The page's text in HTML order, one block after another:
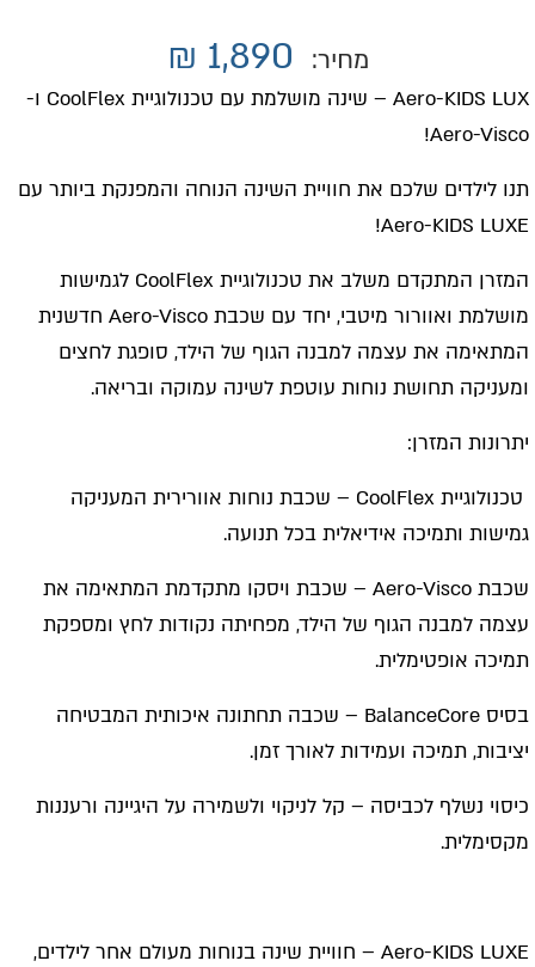
Aero-KIDS LUX – שינה מושלמת עם טכנולוגיית CoolFlex ו-
Aero-Visco!
תנו לילדים שלכם את חוויית השינה הנוחה והמפנקת ביותר עם
Aero-KIDS LUXE!
המזרן המתקדם משלב את טכנולוגיית CoolFlex לגמישות
מושלמת ואוורור מיטבי, יחד עם שכבת Aero-Visco חדשנית
המתאימה את עצמה למבנה הגוף של הילד, סופגת לחצים
ומעניקה תחושת נוחות עוטפת לשינה עמוקה ובריאה.
יתרונות המזרן:
טכנולוגיית CoolFlex – שכבת נוחות אוורירית המעניקה
גמישות ותמיכה אידיאלית בכל תנועה.
שכבת Aero-Visco – שכבת ויסקו מתקדמת המתאימה את
עצמה למבנה הגוף של הילד, מפחיתה נקודות לחץ ומספקת
תמיכה אופטימלית.
בסיס BalanceCore – שכבה תחתונה איכותית המבטיחה
יציבות, תמיכה ועמידות לאורך זמן.
כיסוי נשלף לכביסה – קל לניקוי ולשמירה על היגיינה ורעננות
מקסימלית.
Aero-KIDS LUXE – חוויית שינה בנוחות מעולם אחר לילדים,
מחיר: 1,890
₪